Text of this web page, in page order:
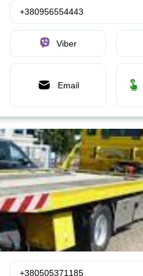
+380956554443
Viber
Email
+380505371185